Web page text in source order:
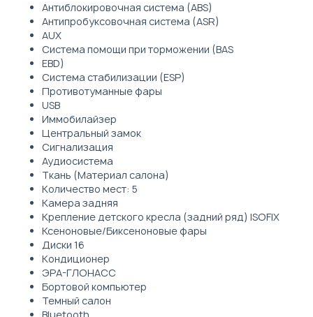
Антиблокировочная система (ABS)
Антипробуксовочная система (ASR)
AUX
Система помощи при торможении (BAS
EBD)
Система стабилизации (ESP)
Противотуманные фары
USB
Иммобилайзер
Центральный замок
Сигнализация
Аудиосистема
Ткань (Материал салона)
Количество мест: 5
Камера задняя
Крепление детского кресла (задний ряд) ISOFIX
Ксеноновые/Биксеноновые фары
Диски 16
Кондиционер
ЭРА-ГЛОНАСС
Бортовой компьютер
Темный салон